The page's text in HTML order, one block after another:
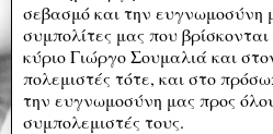
σεβασμό και την ευγνωμοσύνη
συμπολίτες μας που
κύριο Γιώργο Σουμαλιά και
πολεμιστές τότε, και στο
την ευγνωμοσύνη μας προς
συμπολεμιστές τους.